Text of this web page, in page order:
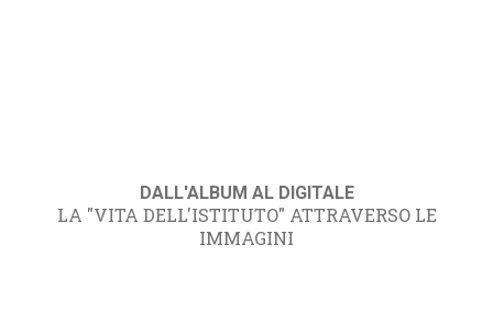
DALL'ALBUM AL DIGITALE
LA "VITA DELL'ISTITUTO" ATTRAVERSO LE
IMMAGINI